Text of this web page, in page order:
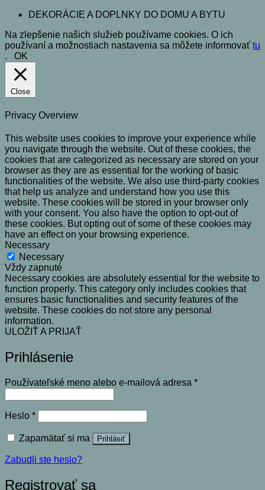
DEKORÁCIE A DOPLNKY DO DOMU A BYTU
Na zlepšenie našich služieb používame cookies. O ich
používaní a možnostiach nastavenia sa môžete informovať tu
. OK
Close
Privacy Overview
This website uses cookies to improve your experience while
you navigate through the website. Out of these cookies, the
cookies that are categorized as necessary are stored on your
browser as they are as essential for the working of basic
functionalities of the website. We also use third-party cookies
that help us analyze and understand how you use this
website. These cookies will be stored in your browser only
with your consent. You also have the option to opt-out of
these cookies. But opting out of some of these cookies may
have an effect on your browsing experience.
Necessary
Necessary
Vždy zapnuté
Necessary cookies are absolutely essential for the website to
function properly. This category only includes cookies that
ensures basic functionalities and security features of the
website. These cookies do not store any personal
information.
ULOŽIŤ A PRIJAŤ
Prihlásenie
Používateľské meno alebo e-mailová adresa *Povinné
Heslo *Povinné
Zapamätať si ma Prihlásiť
Zabudli ste heslo?
Registrovať sa